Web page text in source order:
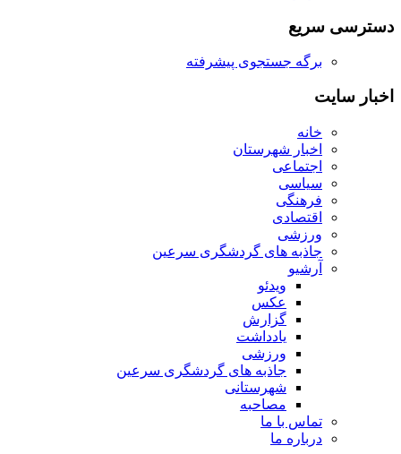
دسترسی سریع
برگه جستجوی پیشرفته
اخبار سایت
خانه
اخبار شهرستان
اجتماعی
سیاسی
فرهنگی
اقتصادی
ورزشی
جاذبه های گردشگری سرعین
آرشیو
ویدئو
عکس
گزارش
یادداشت
ورزشی
جاذبه های گردشگری سرعین
شهرستانی
مصاحبه
تماس با ما
درباره ما